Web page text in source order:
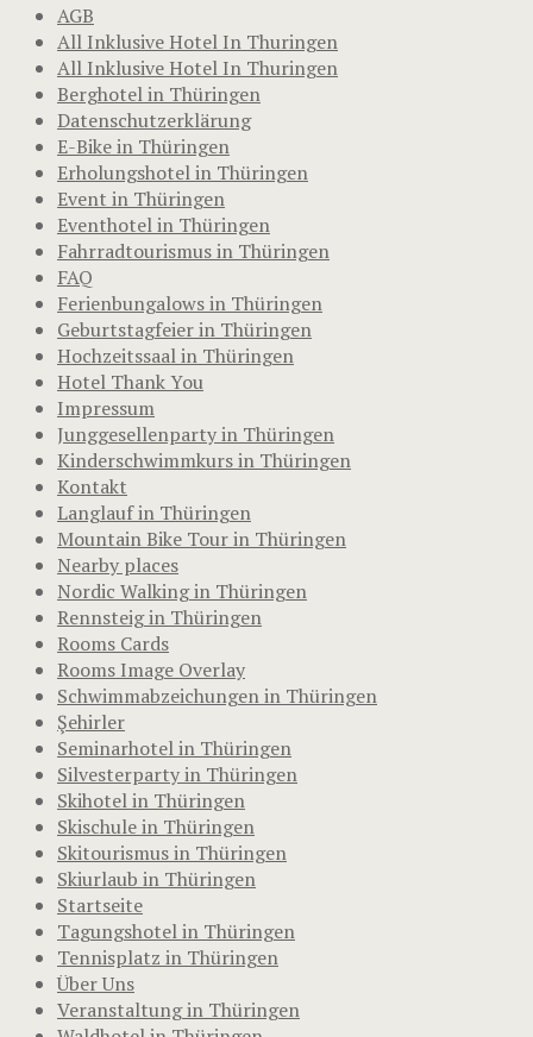
AGB
All Inklusive Hotel In Thuringen
All Inklusive Hotel In Thuringen
Berghotel in Thüringen
Datenschutzerklärung
E-Bike in Thüringen
Erholungshotel in Thüringen
Event in Thüringen
Eventhotel in Thüringen
Fahrradtourismus in Thüringen
FAQ
Ferienbungalows in Thüringen
Geburtstagfeier in Thüringen
Hochzeitssaal in Thüringen
Hotel Thank You
Impressum
Junggesellenparty in Thüringen
Kinderschwimmkurs in Thüringen
Kontakt
Langlauf in Thüringen
Mountain Bike Tour in Thüringen
Nearby places
Nordic Walking in Thüringen
Rennsteig in Thüringen
Rooms Cards
Rooms Image Overlay
Schwimmabzeichungen in Thüringen
Şehirler
Seminarhotel in Thüringen
Silvesterparty in Thüringen
Skihotel in Thüringen
Skischule in Thüringen
Skitourismus in Thüringen
Skiurlaub in Thüringen
Startseite
Tagungshotel in Thüringen
Tennisplatz in Thüringen
Über Uns
Veranstaltung in Thüringen